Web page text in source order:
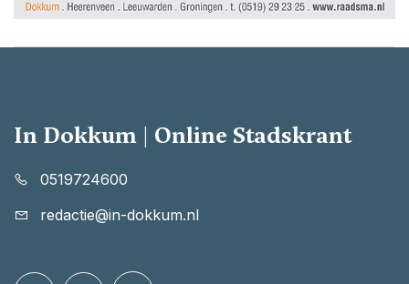
In Dokkum | Online Stadskrant
0519724600
redactie@in-dokkum.nl